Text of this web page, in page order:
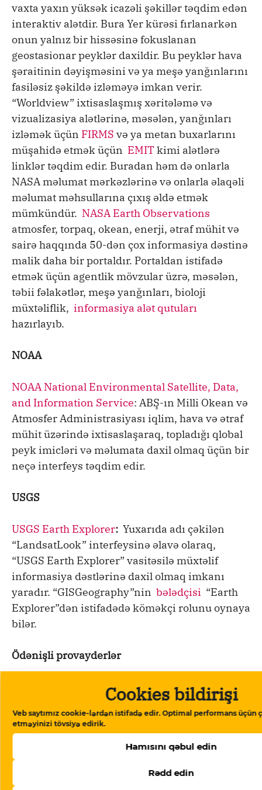
Cookies bildirişi
Veb saytımız cookie-lərdən istifadə edir. Optimal performans üçün
etməyinizi tövsiyə edirik.
Hamısını qəbul edin
Rədd edin
vaxta yaxın yüksək icazəli şəkillər təqdim edən
interaktiv alətdir. Bura Yer kürəsi fırlanarkən
onun yalnız bir hissəsinə fokuslanan
geostasionar peyklər daxildir. Bu peyklər hava
şəraitinin dəyişməsini və ya meşə yanğınlarını
fasiləsiz şəkildə izləməyə imkan verir.
“Worldview” ixtisaslaşmış xəritələmə və
vizualizasiya alətlərinə, məsələn, yanğınları
izləmək üçün FIRMS və ya metan buxarlarını
müşahidə etmək üçün EMITkimi alətlərə
linklər təqdim edir. Buradan həm də onlarla
NASA məlumat mərkəzlərinə və onlarla əlaqəli
məlumat məhsullarına çıxış əldə etmək
mümkündür. NASA Earth Observations
atmosfer, torpaq, okean, enerji, ətraf mühit və
sairə haqqında 50-dən çox informasiya dəstinə
malik daha bir portaldır. Portaldan istifadə
etmək üçün agentlik mövzular üzrə, məsələn,
təbii fəlakətlər, meşə yanğınları, bioloji
müxtəliflik, informasiya alət qutuları
hazırlayıb.
NOAA
NOAA National Environmental Satellite, Data,
and Information Service: ABŞ-ın Milli Okean və
Atmosfer Administrasiyası iqlim, hava və ətraf
mühit üzərində ixtisaslaşaraq, topladığı qlobal
peyk imicləri və məlumata daxil olmaq üçün bir
neçə interfeys təqdim edir.
USGS
USGS Earth Explorer: Yuxarıda adı çəkilən
“LandsatLook” interfeysinə əlavə olaraq,
“USGS Earth Explorer” vasitəsilə müxtəlif
informasiya dəstlərinə daxil olmaq imkanı
yaradır. “GISGeography”nin bələdçisi “Earth
Explorer”dən istifadədə köməkçi rolunu oynaya
bilər.
Ödənişli provayderlər
Pulsuz “Landsat” və “Sentinel” irimiqyaslı
dəyişiklikləri müşahidə etmək üçün əla alətlər
olsalar da, daha detallı təhlil üçün kommersiya
provayderlərindən imicləri almaq lazım gəlir.
“Associated Press” 2015-ci ildə Papua Yeni
Qvineyada
işlədilməsini üzə çıxarmaq üçün